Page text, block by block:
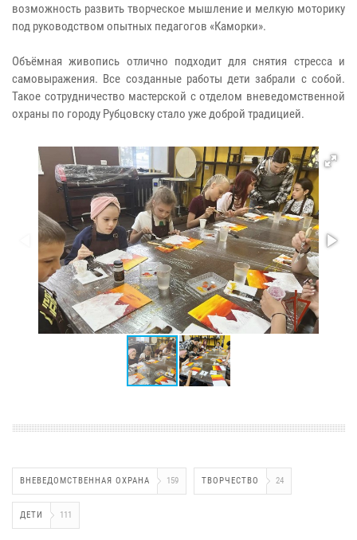
возможность развить творческое мышление и мелкую моторику
под руководством опытных педагогов «Каморки».
Объёмная живопись отлично подходит для снятия стресса и
самовыражения. Все созданные работы дети забрали с собой.
Такое сотрудничество мастерской с отделом вневедомственной
охраны по городу Рубцовску стало уже доброй традицией.
ВНЕВЕДОМСТВЕННАЯ ОХРАНА 159 ТВОРЧЕСТВО 24
ДЕТИ 111